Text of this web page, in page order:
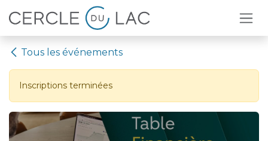
Se rendre au contenu
Tous les événements
Inscriptions terminées